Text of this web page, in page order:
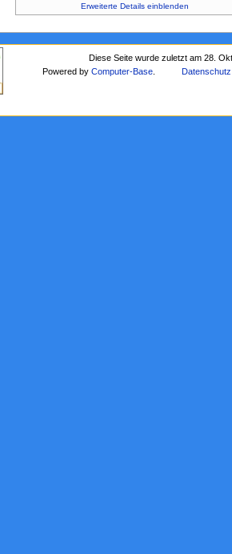
Erweiterte Details einblenden
Diese Seite wurde zuletzt am 28.
Powered byComputer-Base Datenschutz